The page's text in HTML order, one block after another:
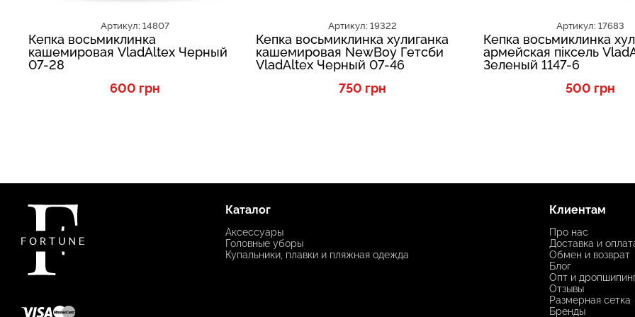
Артикул: 14807
Кепка восьмиклинка
кашемировая VladAltex Черный
07-28
600 грн
Артикул: 19322
Кепка восьмиклинка хулиганка
кашемировая NewBoy Гетсби
VladAltex Черный 07-46
750 грн
Артикул: 17683
Кепка восьмиклинка
армейская піксель
Зеленый 1147-6
500 грн
Каталог
Аксессуары
Головные уборы
Купальники, плавки и пляжная одежда
Клиентам
Про нас
Доставка и
Обмен и возврат
Блог
Опт и
Отзывы
Размерная сетка
Бренды